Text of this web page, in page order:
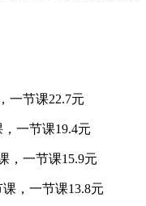
一节课22.7元
一节课19.4元
，一节课15.9元
，一节课13.8元